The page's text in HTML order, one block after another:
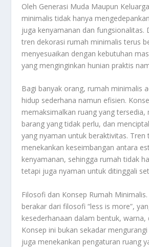
Oleh Generasi Muda Maupun
minimalis tidak hanya
juga kenyamanan dan fungsionalitas.
tren dekorasi rumah minimalis terus
menyesuaikan dengan kebutuhan
yang menginginkan hunian praktis
Bagi banyak orang, rumah minimalis
hidup sederhana namun efisien.
memaksimalkan ruang yang tersedia,
barang yang tidak perlu, dan
yang nyaman untuk beraktivitas. Tren
menekankan keseimbangan antara
kenyamanan, sehingga rumah tidak
tetapi juga nyaman untuk ditinggali
Filosofi dan Konsep Rumah
berakar dari filosofi “less is more”,
kesederhanaan dalam bentuk, warna,
Konsep ini bukan sekadar
juga menekankan pengaturan ruang